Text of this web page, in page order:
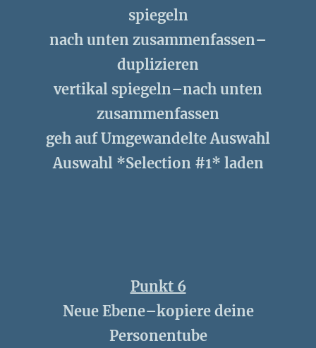
spiegeln
nach unten zusammenfassen–
duplizieren
vertikal spiegeln–nach unten
zusammenfassen
geh auf Umgewandelte Auswahl
Auswahl *Selection #1* laden
Punkt 6
Neue Ebene–kopiere deine
Personentube